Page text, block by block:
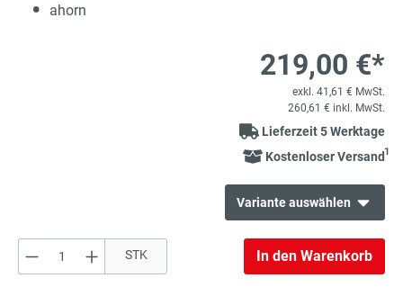
ahorn
219,00 €*
exkl. 41,61 € MwSt.
260,61 € inkl. MwSt.
Lieferzeit 5 Werktage
Kostenloser Versand1
Variante auswählen
219,00 €*
Produkt Anzahl: Gib den gewünschten
STK In den Warenkorb